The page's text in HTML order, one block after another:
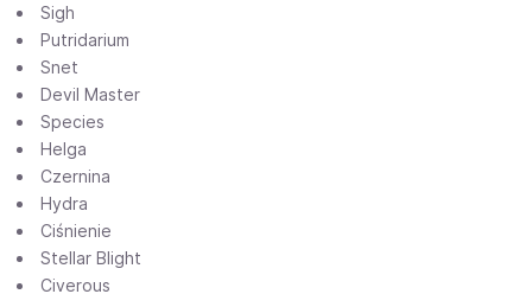
Sigh
Putridarium
Snet
Devil Master
Species
Helga
Czernina
Hydra
Ciśnienie
Stellar Blight
Civerous